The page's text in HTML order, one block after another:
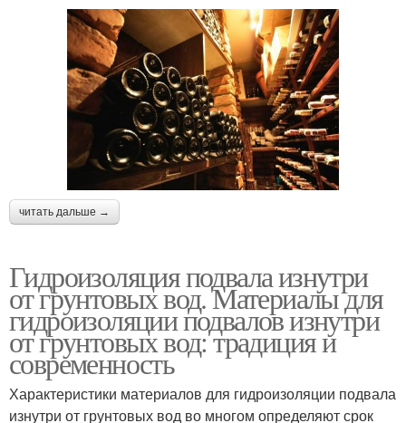
читать дальше →
Гидроизоляция подвала изнутри
от грунтовых вод. Материалы для
гидроизоляции подвалов изнутри
от грунтовых вод: традиция и
современность
Характеристики материалов для гидроизоляции подвала
изнутри от грунтовых вод во многом определяют срок